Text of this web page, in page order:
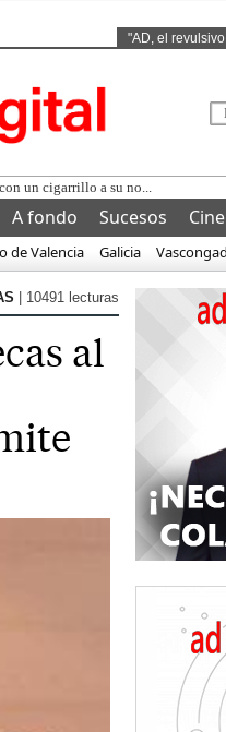
"AD, el
A fondo Sucesos
de Valencia Galicia
| 10491 lecturas
al